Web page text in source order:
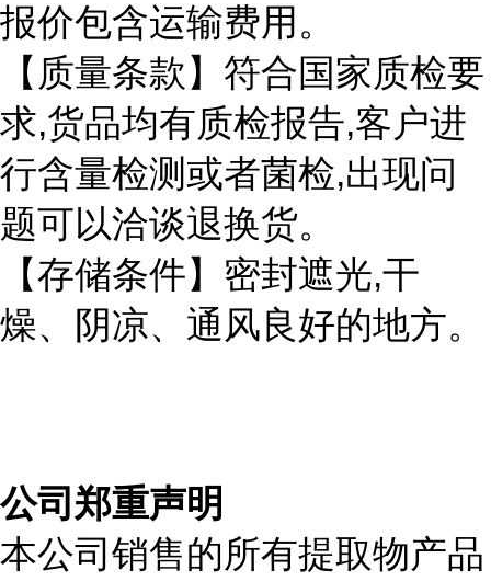
报价包含运输费用。
【质量条款】符合国家质检要
求,货品均有质检报告,客户进
行含量检测或者菌检,出现问
题可以洽谈退换货。
【存储条件】密封遮光,干
燥、阴凉、通风良好的地方。
公司郑重声明
本公司销售的所有提取物产品